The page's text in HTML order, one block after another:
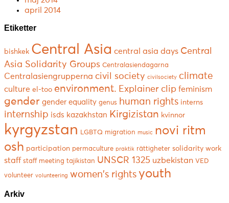
april 2014
Etiketter
bishkek Central Asia central asia days Central
Asia Solidarity Groups Centralasiendagarna
Centralasiengrupperna civil society civilsociety climate
culture el-too environment. Explainer clip feminism
gender gender equality genus human rights interns
internship isds kazakhstan Kirgizistan kvinnor
kyrgyzstan LGBTQ migration music novi ritm
osh participation permaculture praktik rättigheter solidarity work
staff staff meeting tajikistan UNSCR 1325 uzbekistan VED
volunteer volunteering women's rights youth
Arkiv